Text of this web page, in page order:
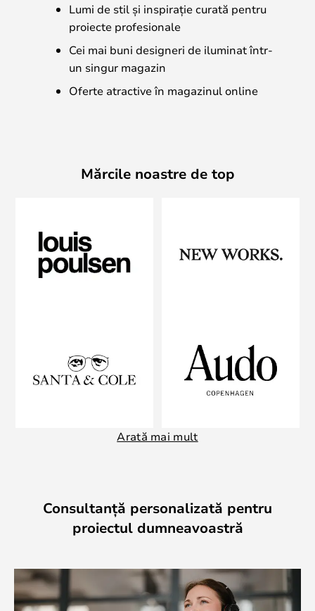
Lumi de stil și inspirație curată pentru
proiecte profesionale
Cei mai buni designeri de iluminat într-
un singur magazin
Oferte atractive în magazinul online
Mărcile noastre de top
Arată mai mult
Consultanță personalizată pentru
proiectul dumneavoastră